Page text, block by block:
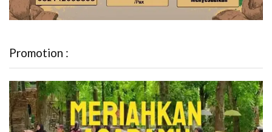
Promotion :